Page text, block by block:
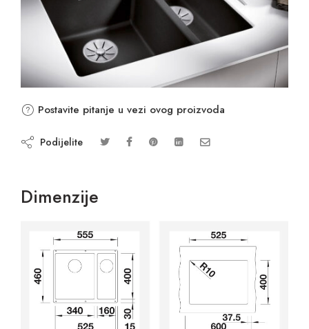
Postavite pitanje u vezi ovog proizvoda
Podijelite
Dimenzije